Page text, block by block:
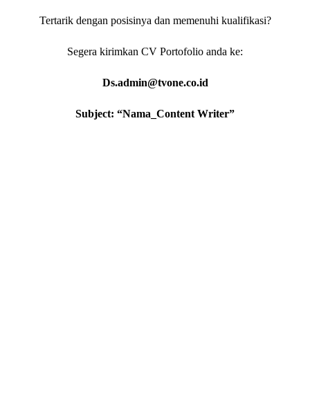
Tertarik dengan posisinya dan memenuhi kualifikasi?
Segera kirimkan CV Portofolio anda ke:
Ds.admin@tvone.co.id
Subject: “Nama_Content Writer”